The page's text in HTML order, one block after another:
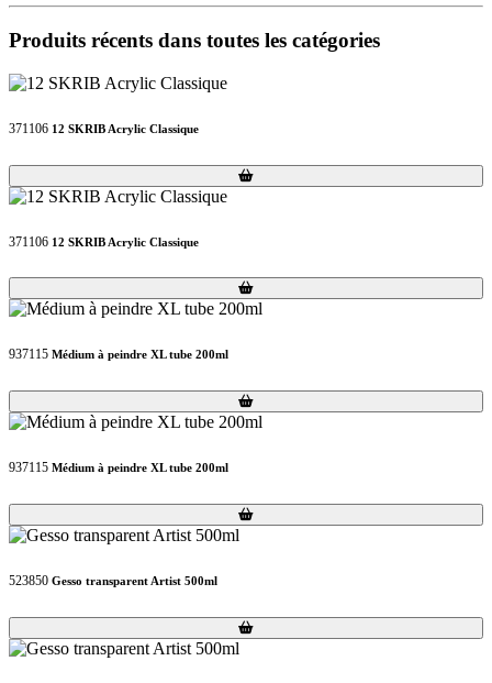
Produits récents dans toutes les catégories
371106 12 SKRIB Acrylic Classique
Loading...
Loading...
371106 12 SKRIB Acrylic Classique
Loading...
Loading...
937115 Médium à peindre XL tube 200ml
Loading...
Loading...
937115 Médium à peindre XL tube 200ml
Loading...
Loading...
523850 Gesso transparent Artist 500ml
Loading...
Loading...